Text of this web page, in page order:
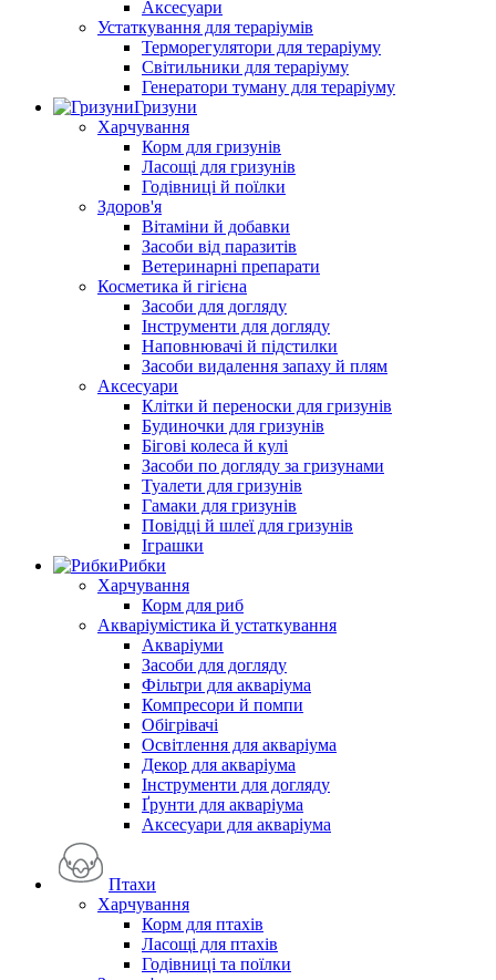
Аксесуари
Устаткування для тераріумів
Терморегулятори для тераріуму
Світильники для тераріуму
Генератори туману для тераріуму
Гризуни
Харчування
Корм для гризунів
Ласощі для гризунів
Годівниці й поїлки
Здоров'я
Вітаміни й добавки
Засоби від паразитів
Ветеринарні препарати
Косметика й гігієна
Засоби для догляду
Інструменти для догляду
Наповнювачі й підстилки
Засоби видалення запаху й плям
Аксесуари
Клітки й переноски для гризунів
Будиночки для гризунів
Бігові колеса й кулі
Засоби по догляду за гризунами
Туалети для гризунів
Гамаки для гризунів
Повідці й шлеї для гризунів
Іграшки
Рибки
Харчування
Корм для риб
Акваріумістика й устаткування
Акваріуми
Засоби для догляду
Фільтри для акваріума
Компресори й помпи
Обігрівачі
Освітлення для акваріума
Декор для акваріума
Інструменти для догляду
Ґрунти для акваріума
Аксесуари для акваріума
Птахи
Харчування
Корм для птахів
Ласощі для птахів
Годівниці та поїлки